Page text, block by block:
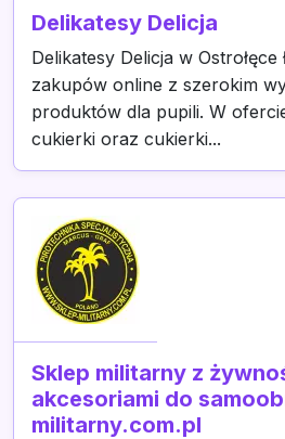
Delikatesy Delicja
Delikatesy Delicja w Ostrołęce
zakupów online z szerokim
produktów dla pupili. W
cukierki oraz cukierki...
Sklep militarny z
akcesoriami do
militarny.com.pl